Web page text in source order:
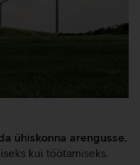
ühiskonna arengusse,
kui töötamiseks.